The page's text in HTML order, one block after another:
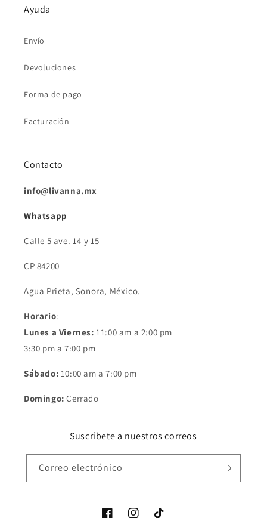
Ayuda
Envío
Devoluciones
Forma de pago
Facturación
Contacto
info@livanna.mx
Whatsapp
Calle 5 ave. 14 y 15
CP 84200
Agua Prieta, Sonora, México.
Horario:
Lunes a Viernes: 11:00 am a 2:00 pm
3:30 pm a 7:00 pm
Sábado: 10:00 am a 7:00 pm
Domingo: Cerrado
Suscríbete a nuestros correos
Correo electrónico